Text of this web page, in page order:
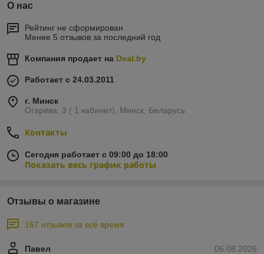
О нас
Рейтинг не сформирован
Менее 5 отзывов за последний год
Компания продает на Deal.by
Работает с 24.03.2011
г. Минск
Огарёва, 3 ( 1 кабинет), Минск, Беларусь
Контакты
Сегодня работает с 09:00 до 18:00
Показать весь график работы
Отзывы о магазине
167 отзывов за всё время
06.08.2026
Павел